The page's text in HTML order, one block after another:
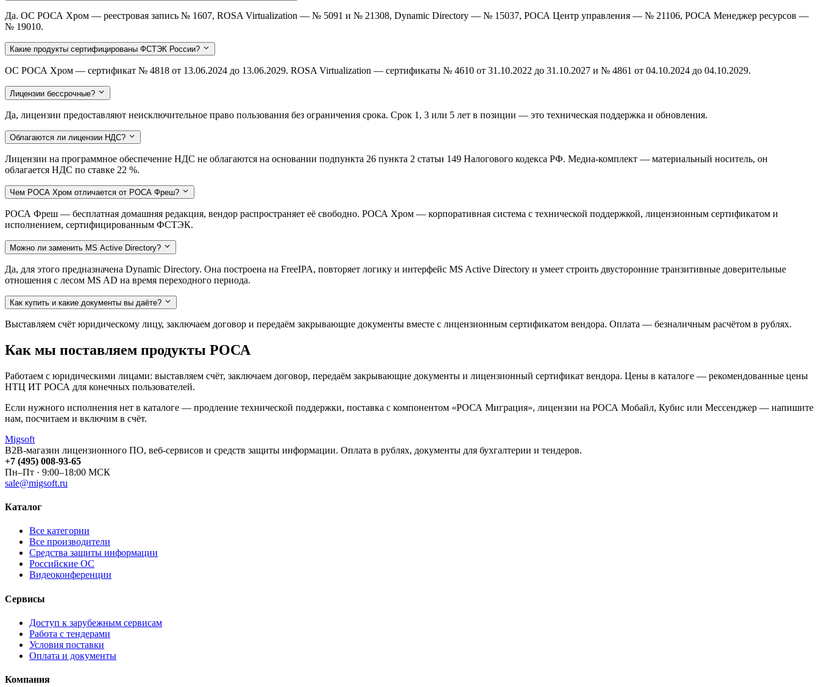
Да. ОС РОСА Хром — реестровая запись № 1607, ROSA Virtualization — № 5091 и № 21308, Dynamic Directory — № 15037, РОСА Центр управления — № 21106, РОСА Менеджер ресурсов —
№ 19010.
Какие продукты сертифицированы ФСТЭК России?
ОС РОСА Хром — сертификат № 4818 от 13.06.2024 до 13.06.2029. ROSA Virtualization — сертификаты № 4610 от 31.10.2022 до 31.10.2027 и № 4861 от 04.10.2024 до 04.10.2029.
Лицензии бессрочные?
Да, лицензии предоставляют неисключительное право пользования без ограничения срока. Срок 1, 3 или 5 лет в позиции — это техническая поддержка и обновления.
Облагаются ли лицензии НДС?
Лицензии на программное обеспечение НДС не облагаются на основании подпункта 26 пункта 2 статьи 149 Налогового кодекса РФ. Медиа-комплект — материальный носитель, он
облагается НДС по ставке 22 %.
Чем РОСА Хром отличается от РОСА Фреш?
РОСА Фреш — бесплатная домашняя редакция, вендор распространяет её свободно. РОСА Хром — корпоративная система с технической поддержкой, лицензионным сертификатом и
исполнением, сертифицированным ФСТЭК.
Можно ли заменить MS Active Directory?
Да, для этого предназначена Dynamic Directory. Она построена на FreeIPA, повторяет логику и интерфейс MS Active Directory и умеет строить двусторонние транзитивные доверительные
отношения с лесом MS AD на время переходного периода.
Как купить и какие документы вы даёте?
Выставляем счёт юридическому лицу, заключаем договор и передаём закрывающие документы вместе с лицензионным сертификатом вендора. Оплата — безналичным расчётом в рублях.
Как мы поставляем продукты РОСА
Работаем с юридическими лицами: выставляем счёт, заключаем договор, передаём закрывающие документы и лицензионный сертификат вендора. Цены в каталоге — рекомендованные цены
НТЦ ИТ РОСА для конечных пользователей.
Если нужного исполнения нет в каталоге — продление технической поддержки, поставка с компонентом «РОСА Миграция», лицензии на РОСА Мобайл, Кубис или Мессенджер — напишите
нам, посчитаем и включим в счёт.
Migsoft
B2B-магазин лицензионного ПО, веб-сервисов и средств защиты информации. Оплата в рублях, документы для бухгалтерии и тендеров.
+7 (495) 008-93-65
Пн–Пт · 9:00–18:00 МСК
sale@migsoft.ru
Каталог
Все категории
Все производители
Средства защиты информации
Российские ОС
Видеоконференции
Сервисы
Доступ к зарубежным сервисам
Работа с тендерами
Условия поставки
Оплата и документы
Компания